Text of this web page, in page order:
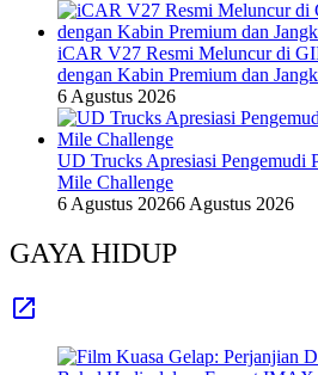
iCAR V27 Resmi Meluncur di
dengan Kabin Premium dan
6 Agustus 2026
UD Trucks Apresiasi Pengemudi
Mile Challenge
6 Agustus 20266 Agustus 2026
GAYA HIDUP